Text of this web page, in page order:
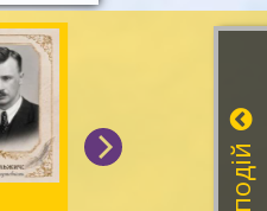
20.07.2026